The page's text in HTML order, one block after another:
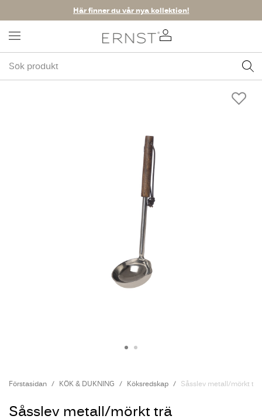
Här finner du vår nya kollektion!
Förstasidan KÖK & DUKNING Köksredskap Såsslev metall/mörkt trä
Såsslev metall/mörkt trä